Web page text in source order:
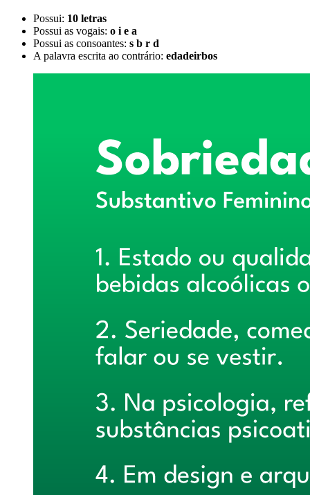
Possui: 10 letras
Possui as vogais: o i e a
Possui as consoantes: s b r d
A palavra escrita ao contrário: edadeirbos